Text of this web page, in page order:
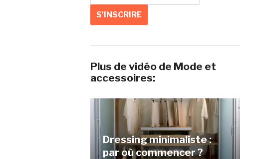
Plus de vidéo de Mode et
accessoires:
Dressing minimaliste :
par où commencer ?